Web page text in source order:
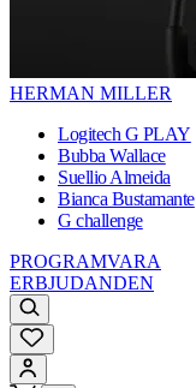
HERMAN MILLER
Logitech G PLAY
Bubba Wallace
Suellio Almeida
Bianca Bustamante
G challenge
PROGRAMVARA
ERBJUDANDEN